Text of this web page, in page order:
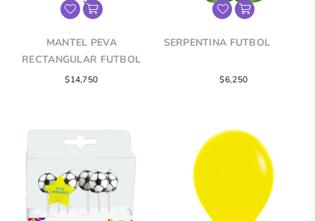
MANTEL PEVA
RECTANGULAR FUTBOL
Precio
$14,750
SERPENTINA FUTBOL
Precio
$6,250